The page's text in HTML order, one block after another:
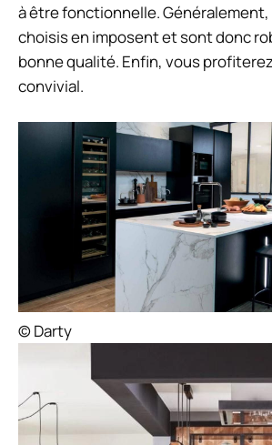
à être fonctionnelle.
choisis en imposent et sont donc
bonne qualité. Enfin, vous
convivial.
© Darty